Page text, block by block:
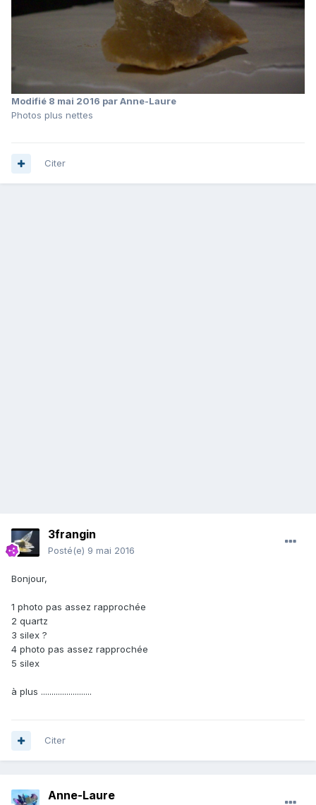
Modifié 8 mai 2016 par Anne-Laure
Photos plus nettes
Citer
3frangin
Posté(e) 9 mai 2016
Bonjour,
1 photo pas assez rapprochée
2 quartz
3 silex ?
4 photo pas assez rapprochée
5 silex
à plus ........................
Citer
Anne-Laure